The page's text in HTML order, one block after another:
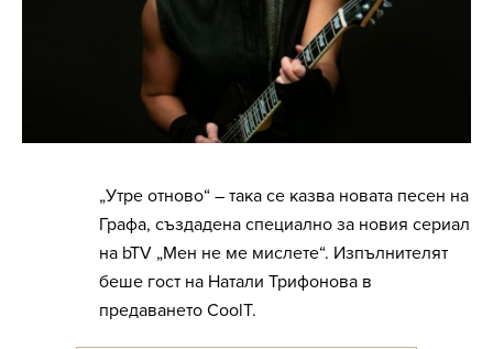
„Утре отново“ – така се казва новата песен на
Графа, създадена специално за новия сериал
на bTV „Мен не ме мислете“. Изпълнителят
беше гост на Натали Трифонова в
предаването CoolT.